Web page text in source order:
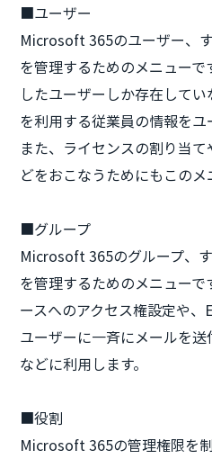
■ユーザー
Microsoft 365のユーザー、
を管理するためのメニュー
したユーザーしか存在して
を利用する従業員の情報をユ
また、ライセンスの割り当
どをおこなうためにもこのメ
■グループ
Microsoft 365のグループ、
を管理するためのメニュー
ースへのアクセス権設定や
ユーザーに一斉にメールを
などに利用します。
■役割
Microsoft 365の管理権限を